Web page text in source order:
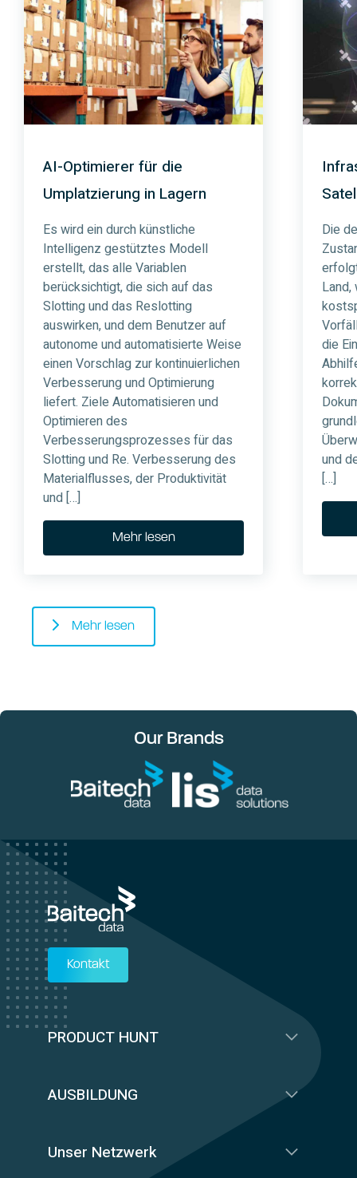
AI-Optimierer für die
Umplatzierung in Lagern
Es wird ein durch künstliche
Intelligenz gestütztes Modell
erstellt, das alle Variablen
berücksichtigt, die sich auf das
Slotting und das Reslotting
auswirken, und dem Benutzer auf
autonome und automatisierte Weise
einen Vorschlag zur kontinuierlichen
Verbesserung und Optimierung
liefert. Ziele Automatisieren und
Optimieren des
Verbesserungsprozesses für das
Slotting und Re. Verbesserung des
Materialflusses, der Produktivität
und […]
Mehr lesen
Die
die
und
[…]
Mehr lesen
Our Brands
Kontakt
PRODUCT HUNT
AUSBILDUNG
Unser Netzwerk